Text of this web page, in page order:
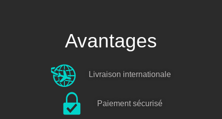
Avantages
Livraison internationale
Paiement sécurisé